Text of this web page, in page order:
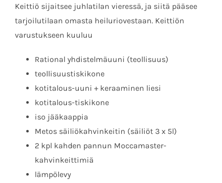
Keittiö sijaitsee juhlatilan vieressä, ja siitä pääsee
tarjoilutilaan omasta heiluriovestaan. Keittiön
varustukseen kuuluu
Rational yhdistelmäuuni (teollisuus)
teollisuustiskikone
kotitalous-uuni + keraaminen liesi
kotitalous-tiskikone
iso jääkaappia
Metos säiliökahvinkeitin (säiliöt 3 x 5l)
2 kpl kahden pannun Moccamaster-
kahvinkeittimiä
lämpölevy